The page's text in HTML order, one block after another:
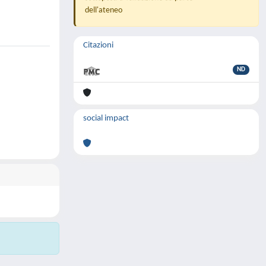
dell'ateneo
Citazioni
ND
social impact